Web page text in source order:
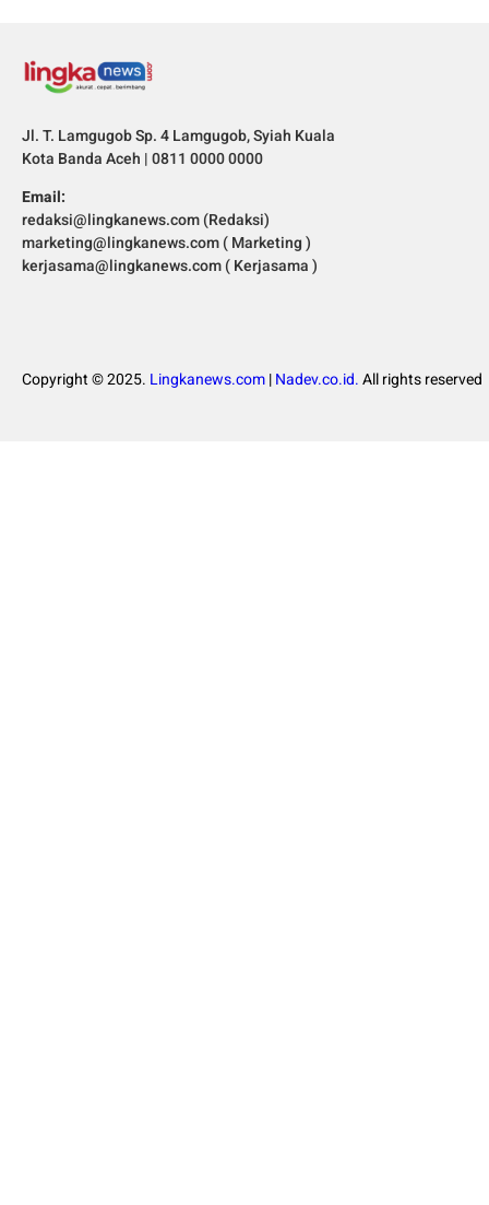
Jl. T. Lamgugob Sp. 4 Lamgugob, Syiah Kuala
Kota Banda Aceh | 0811 0000 0000
Email:
redaksi@lingkanews.com (Redaksi)
marketing@lingkanews.com ( Marketing )
kerjasama@lingkanews.com ( Kerjasama )
Copyright © 2025. Lingkanews.com|Nadev.co.id.All rights reserved